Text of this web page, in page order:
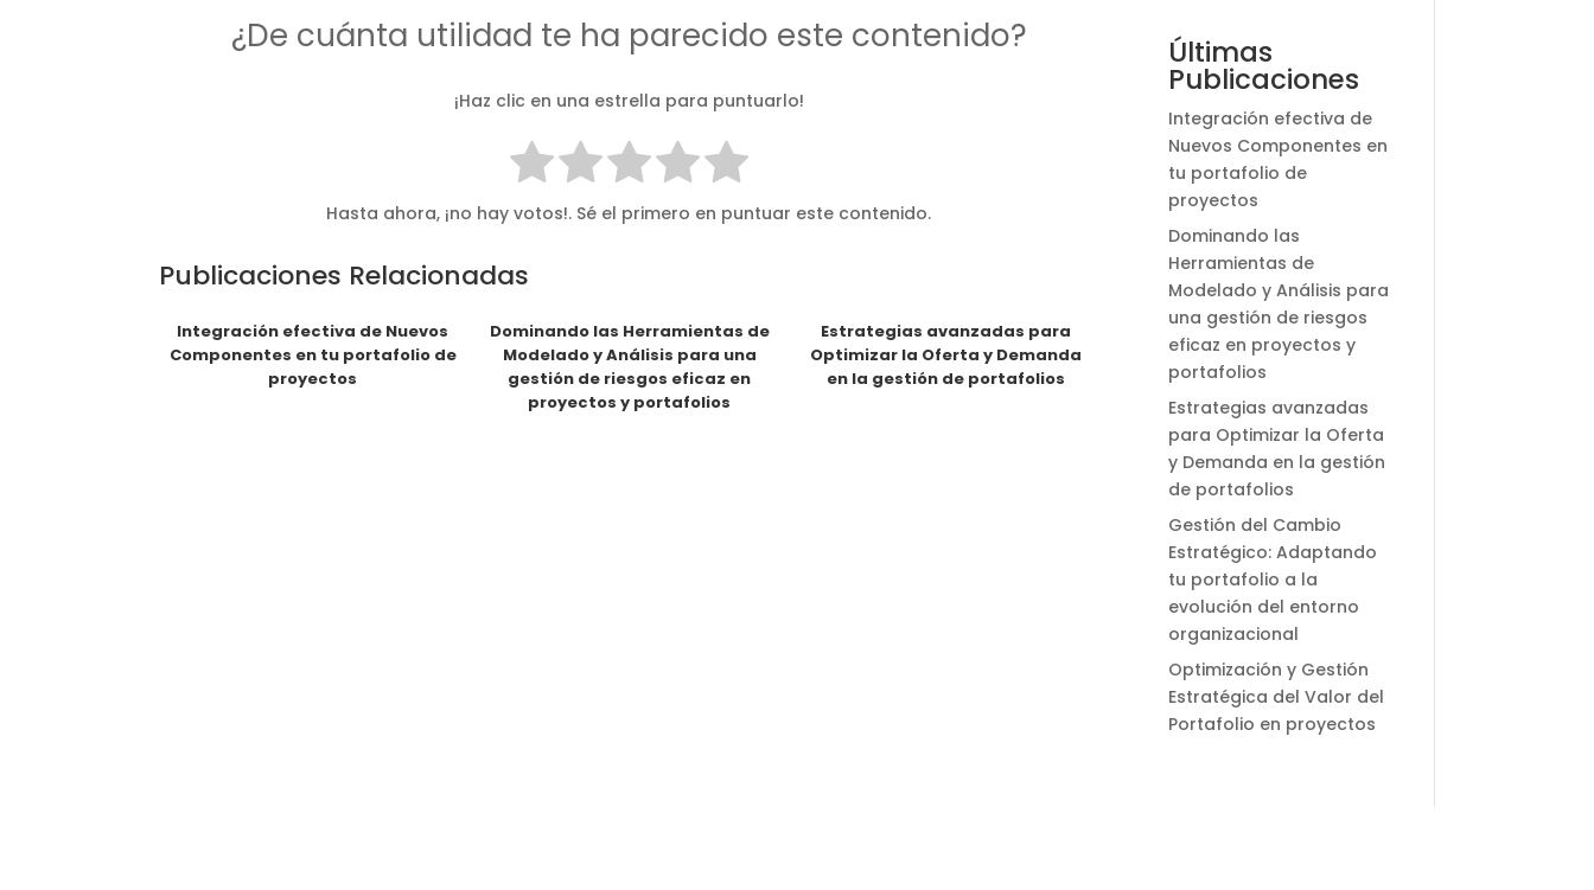
¿De cuánta utilidad te ha parecido este contenido?
¡Haz clic en una estrella para puntuarlo!
Hasta ahora, ¡no hay votos!. Sé el primero en puntuar este contenido.
Publicaciones Relacionadas
Integración efectiva de Nuevos
Componentes en tu portafolio de
proyectos
Dominando las Herramientas de
Modelado y Análisis para una
gestión de riesgos eficaz en
proyectos y portafolios
Estrategias avanzadas para
Optimizar la Oferta y Demanda
en la gestión de portafolios
Últimas
Publicaciones
Integración efectiva de
Nuevos Componentes en
tu portafolio de
proyectos
Dominando las
Herramientas de
Modelado y Análisis para
una gestión de riesgos
eficaz en proyectos y
portafolios
Estrategias avanzadas
para Optimizar la Oferta
y Demanda en la gestión
de portafolios
Gestión del Cambio
Estratégico: Adaptando
tu portafolio a la
evolución del entorno
organizacional
Optimización y Gestión
Estratégica del Valor del
Portafolio en proyectos